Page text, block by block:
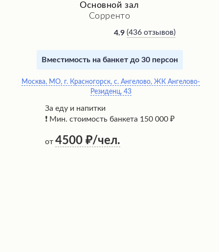
Основной зал
Сорренто
4.9 (436 отзывов)
Вместимость на банкет до 30 персон
Москва, МО, г. Красногорск, с. Ангелово, ЖК Ангелово-
Резиденц, 43
За еду и напитки
❗ Мин. стоимость банкета 150 000 ₽
от 4500 /чел.